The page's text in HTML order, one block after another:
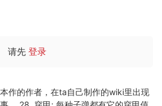
请先 登录
作的作者，在ta自己制作的wiki里出现